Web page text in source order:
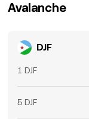
Avalanche
DJF
1 DJF
5 DJF